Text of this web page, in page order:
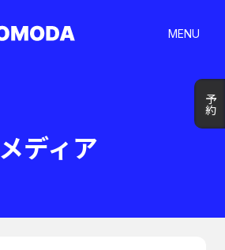
MENU
予約
予約
メディア